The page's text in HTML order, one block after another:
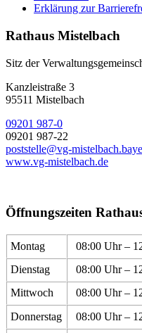
Erklärung zur
Rathaus Mistelbach
Sitz der
Kanzleistraße 3
95511 Mistelbach
09201 987-0
09201 987-22
poststelle@vg-
www.vg-mistelbach.de
Öffnungszeiten
Montag 08:00 Uhr –
Dienstag
08:00 Uhr –
Mittwoch
08:00 Uhr –
Donnerstag
08:00 Uhr –